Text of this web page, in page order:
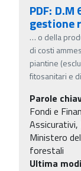
PDF:
gestione
… o della
di costi
piantine
fitosanitari e
Parole
Fondi e
Ministero
forestali
Ultima